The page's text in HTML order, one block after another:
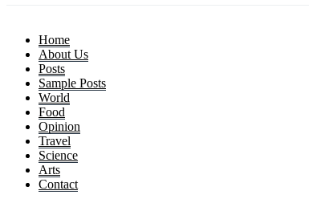
Home
About Us
Posts
Sample Posts
World
Food
Opinion
Travel
Science
Arts
Contact